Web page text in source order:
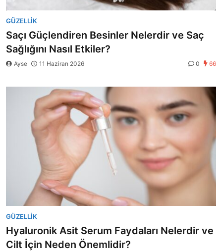
GÜZELLIK
Saçı Güçlendiren Besinler Nelerdir ve Saç
Sağlığını Nasıl Etkiler?
Ayse 11 Haziran 2026 0 66
GÜZELLIK
Hyaluronik Asit Serum Faydaları Nelerdir ve
Cilt İçin Neden Önemlidir?